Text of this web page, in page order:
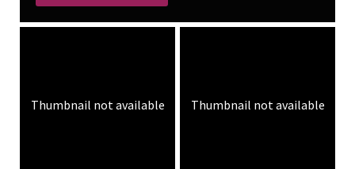
Thumbnail not available Thumbnail not available